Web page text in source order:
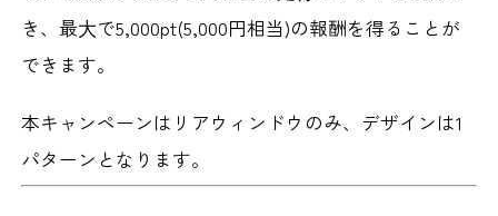
き、最⼤で5,000pt(5,000円相当)の報酬を得ることが
できます。
本キャンペーンはリアウィンドウのみ、デザインは1
パターンとなります。